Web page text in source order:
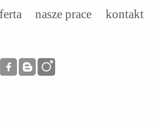
nasze prace kontakt